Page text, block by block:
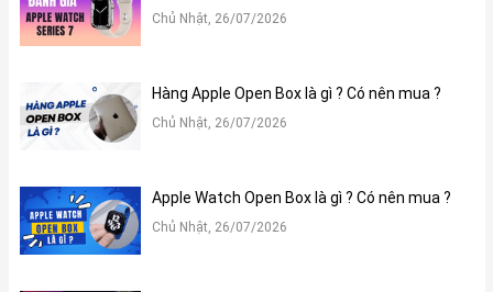
Chủ Nhật, 26/07/2026
Hàng Apple Open Box là gì ? Có nên mua ?
Chủ Nhật, 26/07/2026
Apple Watch Open Box là gì ? Có nên mua ?
Chủ Nhật, 26/07/2026